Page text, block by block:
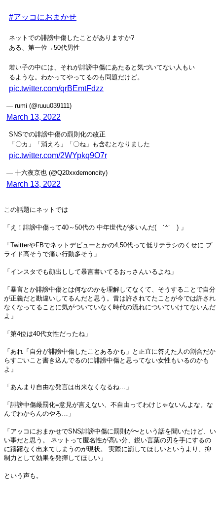
#アッコにおまかせ
ネットでの誹謗中傷したことがありますか?
ある、第一位→50代男性
若い子の中には、それが誹謗中傷にあたると気づいてない人もい
るような。わかってやってるのも問題だけど。
pic.twitter.com/qrBEmtFdzz
— rumi (@ruuu039111)
March 13, 2022
SNSでの誹謗中傷の罰則化の改正
「〇カ」「消えろ」「〇ね」も含むとなりました
pic.twitter.com/2WYpkq9O7r
— 十六夜京也 (@Q20xxdemoncity)
March 13, 2022
この話題にネットでは
「え！誹謗中傷って40～50代の 中年世代が多いんだ( ˙꒫˙ ) 」
「TwitterやFBでネットデビューとかの4,50代って低リテラシのくせに プ
ライド高そうで痛い行動多そう」
「インスタでも顔出しして暴言書いてるおっさんいるよね」
「暴言とか誹謗中傷とは何なのかを理解してなくて、そうすることで自分
が正義だと勘違いしてるんだと思う。昔は許されてたことが今では許され
なくなってることに気がついていなく時代の流れについていけてないんだ
よ」
「第4位は40代女性だったね」
「あれ「自分が誹謗中傷したことあるかも」と正直に答えた人の割合だか
らすごいこと書き込んでるのに誹謗中傷と思ってない女性もいるのかも
よ」
「あんまり自由な発言は出来なくなるね…」
「誹謗中傷厳罰化=意見が言えない、不自由ってわけじゃないんよな。な
んでわからんのやろ…」
「アッコにおまかせでSNS誹謗中傷に罰則が〜という話を聞いたけど、い
い事だと思う。 ネットって匿名性が高い分、鋭い言葉の刃を手にするの
に躊躇なく出来てしまうのが現状。 実際に罰してほしいというより、抑
制力として効果を発揮してほしい」
という声も。